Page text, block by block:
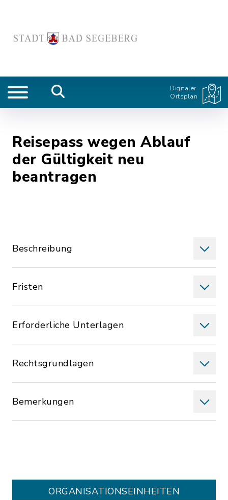
Digitaler
Ortsplan
Reisepass wegen Ablauf
der Gültigkeit neu
beantragen
Beschreibung
Fristen
Erforderliche Unterlagen
Rechtsgrundlagen
Bemerkungen
ORGANISATIONS­EINHEITEN